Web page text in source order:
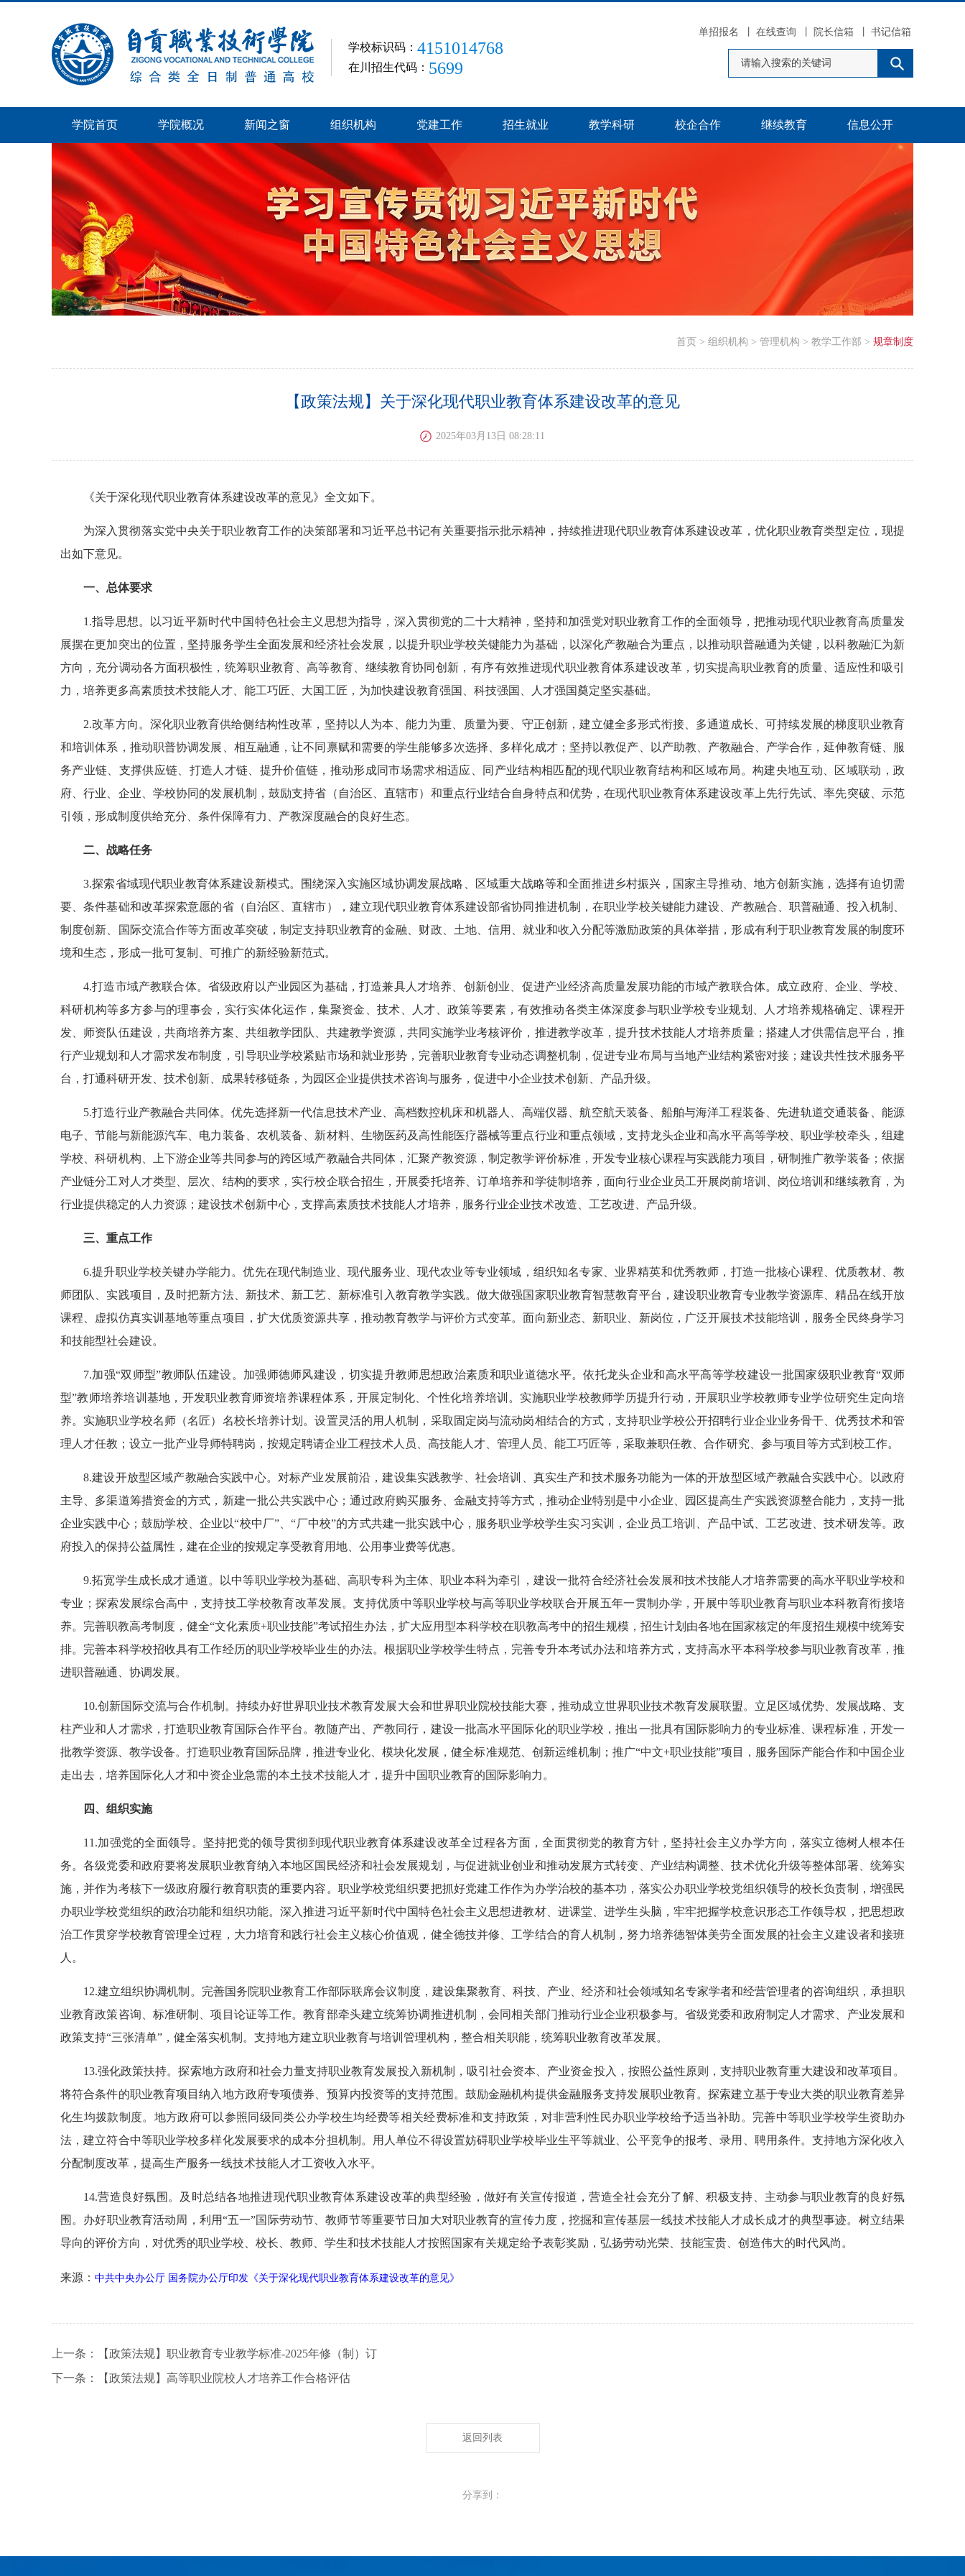
学校标识码： 4151014768
在川招生代码： 5699
单招报名 在线查询 院长信箱 书记信箱
学院首页 学院概况 新闻之窗 组织机构 党建工作 招生就业 教学科研 校企合作 继续教育 信息公开
首页 > 组织机构 > 管理机构 > 教学工作部 > 规章制度
【政策法规】关于深化现代职业教育体系建设改革的意见
2025年03月13日 08:28:11
《关于深化现代职业教育体系建设改革的意见》全文如下。
为深入贯彻落实党中央关于职业教育工作的决策部署和习近平总书记有关重要指示批示精神，持续推进现代职业教育体系建设改革，优化职业教育类型定位，现提
出如下意见。
一、总体要求
1.指导思想。以习近平新时代中国特色社会主义思想为指导，深入贯彻党的二十大精神，坚持和加强党对职业教育工作的全面领导，把推动现代职业教育高质量发
展摆在更加突出的位置，坚持服务学生全面发展和经济社会发展，以提升职业学校关键能力为基础，以深化产教融合为重点，以推动职普融通为关键，以科教融汇为新
方向，充分调动各方面积极性，统筹职业教育、高等教育、继续教育协同创新，有序有效推进现代职业教育体系建设改革，切实提高职业教育的质量、适应性和吸引
力，培养更多高素质技术技能人才、能工巧匠、大国工匠，为加快建设教育强国、科技强国、人才强国奠定坚实基础。
2.改革方向。深化职业教育供给侧结构性改革，坚持以人为本、能力为重、质量为要、守正创新，建立健全多形式衔接、多通道成长、可持续发展的梯度职业教育
和培训体系，推动职普协调发展、相互融通，让不同禀赋和需要的学生能够多次选择、多样化成才；坚持以教促产、以产助教、产教融合、产学合作，延伸教育链、服
务产业链、支撑供应链、打造人才链、提升价值链，推动形成同市场需求相适应、同产业结构相匹配的现代职业教育结构和区域布局。构建央地互动、区域联动，政
府、行业、企业、学校协同的发展机制，鼓励支持省（自治区、直辖市）和重点行业结合自身特点和优势，在现代职业教育体系建设改革上先行先试、率先突破、示范
引领，形成制度供给充分、条件保障有力、产教深度融合的良好生态。
二、战略任务
3.探索省域现代职业教育体系建设新模式。围绕深入实施区域协调发展战略、区域重大战略等和全面推进乡村振兴，国家主导推动、地方创新实施，选择有迫切需
要、条件基础和改革探索意愿的省（自治区、直辖市），建立现代职业教育体系建设部省协同推进机制，在职业学校关键能力建设、产教融合、职普融通、投入机制、
制度创新、国际交流合作等方面改革突破，制定支持职业教育的金融、财政、土地、信用、就业和收入分配等激励政策的具体举措，形成有利于职业教育发展的制度环
境和生态，形成一批可复制、可推广的新经验新范式。
4.打造市域产教联合体。省级政府以产业园区为基础，打造兼具人才培养、创新创业、促进产业经济高质量发展功能的市域产教联合体。成立政府、企业、学校、
科研机构等多方参与的理事会，实行实体化运作，集聚资金、技术、人才、政策等要素，有效推动各类主体深度参与职业学校专业规划、人才培养规格确定、课程开
发、师资队伍建设，共商培养方案、共组教学团队、共建教学资源，共同实施学业考核评价，推进教学改革，提升技术技能人才培养质量；搭建人才供需信息平台，推
行产业规划和人才需求发布制度，引导职业学校紧贴市场和就业形势，完善职业教育专业动态调整机制，促进专业布局与当地产业结构紧密对接；建设共性技术服务平
台，打通科研开发、技术创新、成果转移链条，为园区企业提供技术咨询与服务，促进中小企业技术创新、产品升级。
5.打造行业产教融合共同体。优先选择新一代信息技术产业、高档数控机床和机器人、高端仪器、航空航天装备、船舶与海洋工程装备、先进轨道交通装备、能源
电子、节能与新能源汽车、电力装备、农机装备、新材料、生物医药及高性能医疗器械等重点行业和重点领域，支持龙头企业和高水平高等学校、职业学校牵头，组建
学校、科研机构、上下游企业等共同参与的跨区域产教融合共同体，汇聚产教资源，制定教学评价标准，开发专业核心课程与实践能力项目，研制推广教学装备；依据
产业链分工对人才类型、层次、结构的要求，实行校企联合招生，开展委托培养、订单培养和学徒制培养，面向行业企业员工开展岗前培训、岗位培训和继续教育，为
行业提供稳定的人力资源；建设技术创新中心，支撑高素质技术技能人才培养，服务行业企业技术改造、工艺改进、产品升级。
三、重点工作
6.提升职业学校关键办学能力。优先在现代制造业、现代服务业、现代农业等专业领域，组织知名专家、业界精英和优秀教师，打造一批核心课程、优质教材、教
师团队、实践项目，及时把新方法、新技术、新工艺、新标准引入教育教学实践。做大做强国家职业教育智慧教育平台，建设职业教育专业教学资源库、精品在线开放
课程、虚拟仿真实训基地等重点项目，扩大优质资源共享，推动教育教学与评价方式变革。面向新业态、新职业、新岗位，广泛开展技术技能培训，服务全民终身学习
和技能型社会建设。
7.加强“双师型”教师队伍建设。加强师德师风建设，切实提升教师思想政治素质和职业道德水平。依托龙头企业和高水平高等学校建设一批国家级职业教育“双师
型”教师培养培训基地，开发职业教育师资培养课程体系，开展定制化、个性化培养培训。实施职业学校教师学历提升行动，开展职业学校教师专业学位研究生定向培
养。实施职业学校名师（名匠）名校长培养计划。设置灵活的用人机制，采取固定岗与流动岗相结合的方式，支持职业学校公开招聘行业企业业务骨干、优秀技术和管
理人才任教；设立一批产业导师特聘岗，按规定聘请企业工程技术人员、高技能人才、管理人员、能工巧匠等，采取兼职任教、合作研究、参与项目等方式到校工作。
8.建设开放型区域产教融合实践中心。对标产业发展前沿，建设集实践教学、社会培训、真实生产和技术服务功能为一体的开放型区域产教融合实践中心。以政府
主导、多渠道筹措资金的方式，新建一批公共实践中心；通过政府购买服务、金融支持等方式，推动企业特别是中小企业、园区提高生产实践资源整合能力，支持一批
企业实践中心；鼓励学校、企业以“校中厂”、“厂中校”的方式共建一批实践中心，服务职业学校学生实习实训，企业员工培训、产品中试、工艺改进、技术研发等。政
府投入的保持公益属性，建在企业的按规定享受教育用地、公用事业费等优惠。
9.拓宽学生成长成才通道。以中等职业学校为基础、高职专科为主体、职业本科为牵引，建设一批符合经济社会发展和技术技能人才培养需要的高水平职业学校和
专业；探索发展综合高中，支持技工学校教育改革发展。支持优质中等职业学校与高等职业学校联合开展五年一贯制办学，开展中等职业教育与职业本科教育衔接培
养。完善职教高考制度，健全“文化素质+职业技能”考试招生办法，扩大应用型本科学校在职教高考中的招生规模，招生计划由各地在国家核定的年度招生规模中统筹安
排。完善本科学校招收具有工作经历的职业学校毕业生的办法。根据职业学校学生特点，完善专升本考试办法和培养方式，支持高水平本科学校参与职业教育改革，推
进职普融通、协调发展。
10.创新国际交流与合作机制。持续办好世界职业技术教育发展大会和世界职业院校技能大赛，推动成立世界职业技术教育发展联盟。立足区域优势、发展战略、支
柱产业和人才需求，打造职业教育国际合作平台。教随产出、产教同行，建设一批高水平国际化的职业学校，推出一批具有国际影响力的专业标准、课程标准，开发一
批教学资源、教学设备。打造职业教育国际品牌，推进专业化、模块化发展，健全标准规范、创新运维机制；推广“中文+职业技能”项目，服务国际产能合作和中国企业
走出去，培养国际化人才和中资企业急需的本土技术技能人才，提升中国职业教育的国际影响力。
四、组织实施
11.加强党的全面领导。坚持把党的领导贯彻到现代职业教育体系建设改革全过程各方面，全面贯彻党的教育方针，坚持社会主义办学方向，落实立德树人根本任
务。各级党委和政府要将发展职业教育纳入本地区国民经济和社会发展规划，与促进就业创业和推动发展方式转变、产业结构调整、技术优化升级等整体部署、统筹实
施，并作为考核下一级政府履行教育职责的重要内容。职业学校党组织要把抓好党建工作作为办学治校的基本功，落实公办职业学校党组织领导的校长负责制，增强民
办职业学校党组织的政治功能和组织功能。深入推进习近平新时代中国特色社会主义思想进教材、进课堂、进学生头脑，牢牢把握学校意识形态工作领导权，把思想政
治工作贯穿学校教育管理全过程，大力培育和践行社会主义核心价值观，健全德技并修、工学结合的育人机制，努力培养德智体美劳全面发展的社会主义建设者和接班
人。
12.建立组织协调机制。完善国务院职业教育工作部际联席会议制度，建设集聚教育、科技、产业、经济和社会领域知名专家学者和经营管理者的咨询组织，承担职
业教育政策咨询、标准研制、项目论证等工作。教育部牵头建立统筹协调推进机制，会同相关部门推动行业企业积极参与。省级党委和政府制定人才需求、产业发展和
政策支持“三张清单”，健全落实机制。支持地方建立职业教育与培训管理机构，整合相关职能，统筹职业教育改革发展。
13.强化政策扶持。探索地方政府和社会力量支持职业教育发展投入新机制，吸引社会资本、产业资金投入，按照公益性原则，支持职业教育重大建设和改革项目。
将符合条件的职业教育项目纳入地方政府专项债券、预算内投资等的支持范围。鼓励金融机构提供金融服务支持发展职业教育。探索建立基于专业大类的职业教育差异
化生均拨款制度。地方政府可以参照同级同类公办学校生均经费等相关经费标准和支持政策，对非营利性民办职业学校给予适当补助。完善中等职业学校学生资助办
法，建立符合中等职业学校多样化发展要求的成本分担机制。用人单位不得设置妨碍职业学校毕业生平等就业、公平竞争的报考、录用、聘用条件。支持地方深化收入
分配制度改革，提高生产服务一线技术技能人才工资收入水平。
14.营造良好氛围。及时总结各地推进现代职业教育体系建设改革的典型经验，做好有关宣传报道，营造全社会充分了解、积极支持、主动参与职业教育的良好氛
围。办好职业教育活动周，利用“五一”国际劳动节、教师节等重要节日加大对职业教育的宣传力度，挖掘和宣传基层一线技术技能人才成长成才的典型事迹。树立结果
导向的评价方向，对优秀的职业学校、校长、教师、学生和技术技能人才按照国家有关规定给予表彰奖励，弘扬劳动光荣、技能宝贵、创造伟大的时代风尚。
来源： 中共中央办公厅 国务院办公厅印发《关于深化现代职业教育体系建设改革的意见》
上一条：
【政策法规】职业教育专业教学标准-2025年修（制）订
下一条：
【政策法规】高等职业院校人才培养工作合格评估
返回列表
分享到：